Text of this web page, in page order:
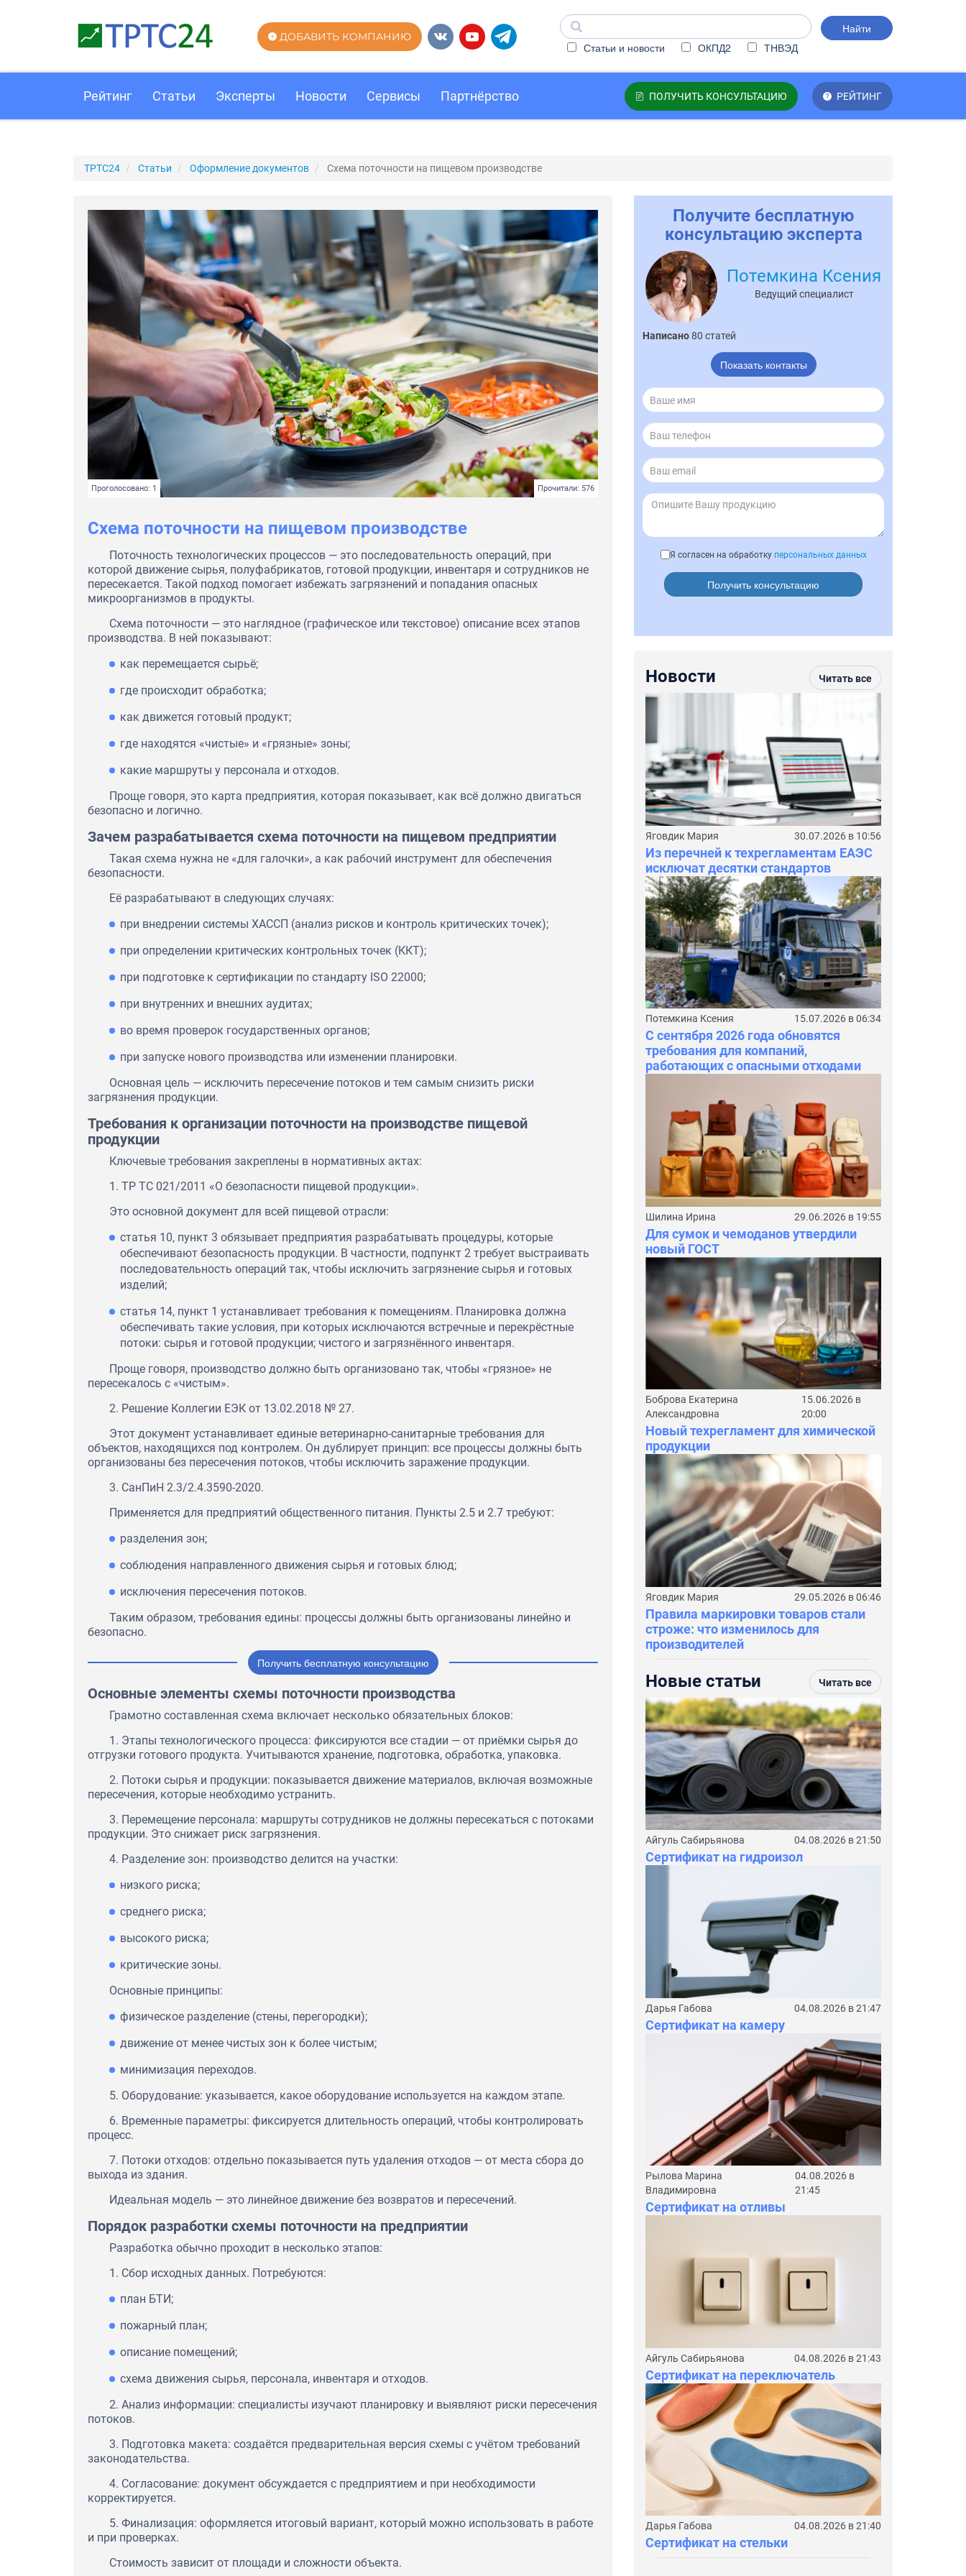
Найти
Статьи и новости
ОКПД2 ТНВЭД
ДОБАВИТЬ КОМПАНИЮ
ПОЛУЧИТЬ КОНСУЛЬТАЦИЮ РЕЙТИНГ
Рейтинг Статьи Эксперты Новости Сервисы Партнёрство
ТРТС24 Статьи Оформление документов Схема поточности на пищевом производстве
Проголосовано: 1 Прочитали: 576
Схема поточности на пищевом производстве
Поточность технологических процессов — это последовательность операций, при
которой движение сырья, полуфабрикатов, готовой продукции, инвентаря и сотрудников не
пересекается. Такой подход помогает избежать загрязнений и попадания опасных
микроорганизмов в продукты.
Схема поточности — это наглядное (графическое или текстовое) описание всех этапов
производства. В ней показывают:
как перемещается сырьё;
где происходит обработка;
как движется готовый продукт;
где находятся «чистые» и «грязные» зоны;
какие маршруты у персонала и отходов.
Проще говоря, это карта предприятия, которая показывает, как всё должно двигаться
безопасно и логично.
Зачем разрабатывается схема поточности на пищевом предприятии
Такая схема нужна не «для галочки», а как рабочий инструмент для обеспечения
безопасности.
Её разрабатывают в следующих случаях:
при внедрении системы ХАССП (анализ рисков и контроль критических точек);
при определении критических контрольных точек (ККТ);
при подготовке к сертификации по стандарту ISO 22000;
при внутренних и внешних аудитах;
во время проверок государственных органов;
при запуске нового производства или изменении планировки.
Основная цель — исключить пересечение потоков и тем самым снизить риски
загрязнения продукции.
Требования к организации поточности на производстве пищевой
продукции
Ключевые требования закреплены в нормативных актах:
1. ТР ТС 021/2011 «О безопасности пищевой продукции».
Это основной документ для всей пищевой отрасли:
статья 10, пункт 3 обязывает предприятия разрабатывать процедуры, которые
обеспечивают безопасность продукции. В частности, подпункт 2 требует выстраивать
последовательность операций так, чтобы исключить загрязнение сырья и готовых
изделий;
статья 14, пункт 1 устанавливает требования к помещениям. Планировка должна
обеспечивать такие условия, при которых исключаются встречные и перекрёстные
потоки: сырья и готовой продукции; чистого и загрязнённого инвентаря.
Проще говоря, производство должно быть организовано так, чтобы «грязное» не
пересекалось с «чистым».
2. Решение Коллегии ЕЭК от 13.02.2018 № 27.
Этот документ устанавливает единые ветеринарно-санитарные требования для
объектов, находящихся под контролем. Он дублирует принцип: все процессы должны быть
организованы без пересечения потоков, чтобы исключить заражение продукции.
3. СанПиН 2.3/2.4.3590-2020.
Применяется для предприятий общественного питания. Пункты 2.5 и 2.7 требуют:
разделения зон;
соблюдения направленного движения сырья и готовых блюд;
исключения пересечения потоков.
Таким образом, требования едины: процессы должны быть организованы линейно и
безопасно.
Получить бесплатную консультацию
Основные элементы схемы поточности производства
Грамотно составленная схема включает несколько обязательных блоков:
1. Этапы технологического процесса: фиксируются все стадии — от приёмки сырья до
отгрузки готового продукта. Учитываются хранение, подготовка, обработка, упаковка.
2. Потоки сырья и продукции: показывается движение материалов, включая возможные
пересечения, которые необходимо устранить.
3. Перемещение персонала: маршруты сотрудников не должны пересекаться с потоками
продукции. Это снижает риск загрязнения.
4. Разделение зон: производство делится на участки:
низкого риска;
среднего риска;
высокого риска;
критические зоны.
Основные принципы:
физическое разделение (стены, перегородки);
движение от менее чистых зон к более чистым;
минимизация переходов.
5. Оборудование: указывается, какое оборудование используется на каждом этапе.
6. Временные параметры: фиксируется длительность операций, чтобы контролировать
процесс.
7. Потоки отходов: отдельно показывается путь удаления отходов — от места сбора до
выхода из здания.
Идеальная модель — это линейное движение без возвратов и пересечений.
Порядок разработки схемы поточности на предприятии
Разработка обычно проходит в несколько этапов:
1. Сбор исходных данных. Потребуются:
план БТИ;
пожарный план;
описание помещений;
схема движения сырья, персонала, инвентаря и отходов.
2. Анализ информации: специалисты изучают планировку и выявляют риски пересечения
потоков.
3. Подготовка макета: создаётся предварительная версия схемы с учётом требований
законодательства.
4. Согласование: документ обсуждается с предприятием и при необходимости
корректируется.
5. Финализация: оформляется итоговый вариант, который можно использовать в работе
и при проверках.
Стоимость зависит от площади и сложности объекта.
Получите бесплатную
консультацию эксперта
Потемкина Ксения
Ведущий специалист
Написано80 статей
Показать контакты
Я согласен на обработку персональных данных
Получить консультацию
Новости Читать все
Яговдик Мария 30.07.2026 в 10:56
Из перечней к техрегламентам ЕАЭС
исключат десятки стандартов
Потемкина Ксения 15.07.2026 в 06:34
С сентября 2026 года обновятся
требования для компаний,
работающих с опасными отходами
Шилина Ирина 29.06.2026 в 19:55
Для сумок и чемоданов утвердили
новый ГОСТ
Боброва Екатерина
Александровна
15.06.2026 в
20:00
Новый техрегламент для химической
продукции
Яговдик Мария 29.05.2026 в 06:46
Правила маркировки товаров стали
строже: что изменилось для
производителей
Новые статьи Читать все
Айгуль Сабирьянова 04.08.2026 в 21:50
Сертификат на гидроизол
Дарья Габова 04.08.2026 в 21:47
Сертификат на камеру
Рылова Марина
Владимировна
04.08.2026 в
21:45
Сертификат на отливы
Айгуль Сабирьянова 04.08.2026 в 21:43
Сертификат на переключатель
Дарья Габова 04.08.2026 в 21:40
Сертификат на стельки